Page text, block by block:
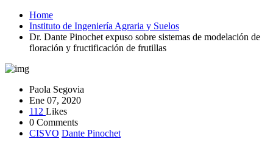
Home
Instituto de Ingeniería Agraria y Suelos
Dr. Dante Pinochet expuso sobre sistemas de modelación de
floración y fructificación de frutillas
Paola Segovia
Ene 07, 2020
112 Likes
0 Comments
CISVO Dante Pinochet